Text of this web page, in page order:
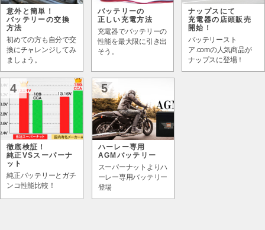
意外と簡単！
バッテリーの交換
方法
初めての方も自分で交
換にチャレンジしてみ
ましょう。
バッテリーの
正しい充電方法
充電器でバッテリーの
性能を最大限に引き出
そう。
ナップスにて
充電器の店頭販売
開始！
バッテリースト
ア.comの人気商品が
ナップスに登場！
4
徹底検証！
純正VSスーパーナ
ット
純正バッテリーとガチ
ンコ性能比較！
5
ハーレー専用
AGMバッテリー
スーパーナットよりハ
ーレー専用バッテリー
登場